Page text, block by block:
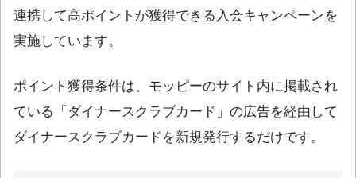
連携して高ポイントが獲得できる入会キャンペーンを
実施しています。
ポイント獲得条件は、モッピーのサイト内に掲載され
ている「ダイナースクラブカード」の広告を経由して
ダイナースクラブカードを新規発行するだけです。